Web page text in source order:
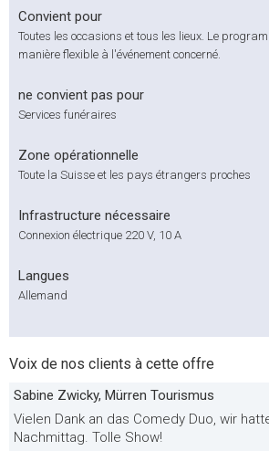
Convient pour
Toutes les occasions et tous les lieux. Le
manière flexible à l'événement concerné.
ne convient pas pour
Services funéraires
Zone opérationnelle
Toute la Suisse et les pays étrangers proches
Infrastructure nécessaire
Connexion électrique 220 V, 10 A
Langues
Allemand
Voix de nos clients à cette offre
Sabine Zwicky, Mürren Tourismus
Vielen Dank an das Comedy Duo, wir
Nachmittag. Tolle Show!